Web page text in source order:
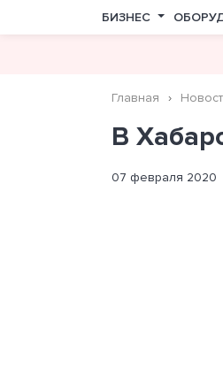
БИЗНЕС
Главная
В
07 февраля 2020